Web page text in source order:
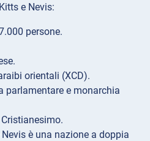
e Nevis:
persone.
orientali (XCD).
parlamentare e monarchia
Cristianesimo.
è una nazione a doppia